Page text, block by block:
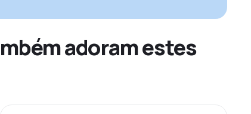
adoram estes